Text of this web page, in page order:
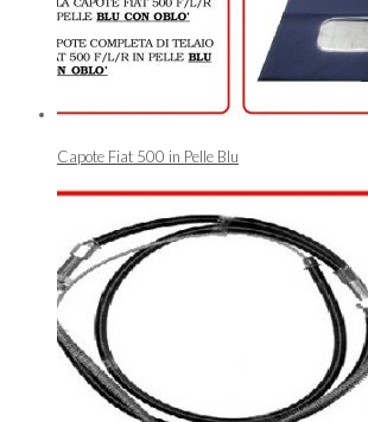
Capote Fiat 500 in Pelle Blu